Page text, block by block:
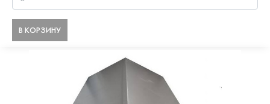
В КОРЗИНУ